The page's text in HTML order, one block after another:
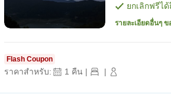
ยกเลิกฟรีได้
รายละเอียดอื่นๆ
Flash Coupon
ราคาสำหรับ: 1 คืน | |